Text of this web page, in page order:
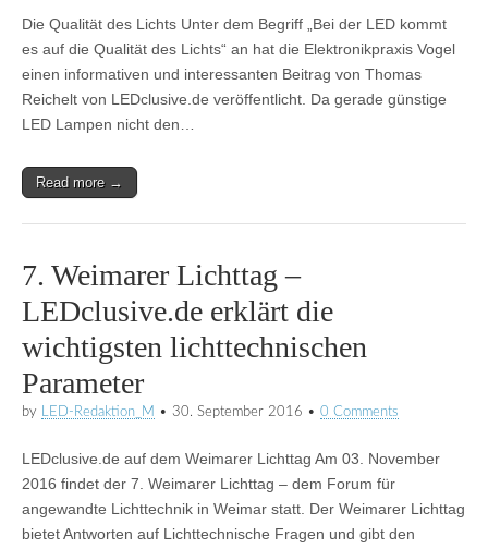
Die Qualität des Lichts Unter dem Begriff „Bei der LED kommt
es auf die Qualität des Lichts“ an hat die Elektronikpraxis Vogel
einen informativen und interessanten Beitrag von Thomas
Reichelt von LEDclusive.de veröffentlicht. Da gerade günstige
LED Lampen nicht den…
Read more →
7. Weimarer Lichttag –
LEDclusive.de erklärt die
wichtigsten lichttechnischen
Parameter
by LED-Redaktion_M • 30. September 2016 • 0 Comments
LEDclusive.de auf dem Weimarer Lichttag Am 03. November
2016 findet der 7. Weimarer Lichttag – dem Forum für
angewandte Lichttechnik in Weimar statt. Der Weimarer Lichttag
bietet Antworten auf Lichttechnische Fragen und gibt den